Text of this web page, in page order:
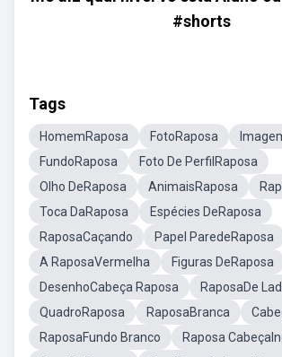
#shorts
Tags
HomemRaposa FotoRaposa
FundoRaposa
Foto De PerfilRaposa
Olho DeRaposa
AnimaisRaposa
Toca DaRaposa
Espécies DeRaposa
RaposaCaçando
Papel ParedeRaposa
A RaposaVermelha
Figuras DeRaposa
DesenhoCabeça Raposa
RaposaDe
QuadroRaposa
RaposaBranca
RaposaFundo Branco
Raposa